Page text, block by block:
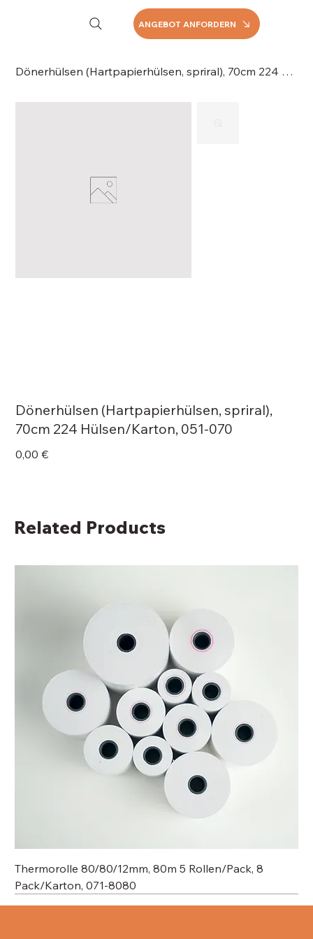
ANGEBOT ANFORDERN
Dönerhülsen (Hartpapierhülsen, spriral), 70cm 224 Hülsen/Karton, 051-070
Dönerhülsen (Hartpapierhülsen, spriral),
70cm 224 Hülsen/Karton, 051-070
Price
0,00 €
Related Products
Thermorolle 80/80/12mm, 80m 5 Rollen/Pack, 8
Pack/Karton, 071-8080